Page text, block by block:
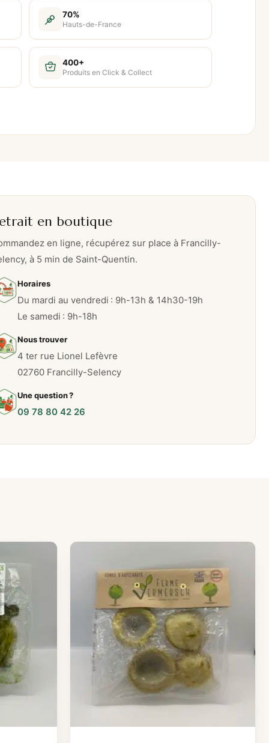
70%
Hauts-de-France
400+
Produits en Click & Collect
en boutique
en ligne, récupérez sur place à Francilly-
à 5 min de Saint-Quentin.
Horaires
Du mardi au vendredi : 9h-13h & 14h30-19h
Le samedi : 9h-18h
Nous trouver
4 ter rue Lionel Lefèvre
02760 Francilly-Selency
Une question ?
09 78 80 42 26